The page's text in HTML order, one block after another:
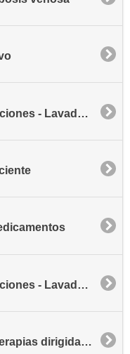
Prevención de infecciones - Lavado de manos
Prevención de infecciones - Lavado de manos
Cáncer de mama - Terapias dirigida y hormonal